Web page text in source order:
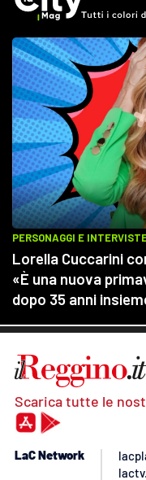
Scarica tutte le
LaC Network